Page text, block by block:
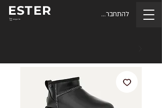
ESTER
סל הקניות
להתחברות